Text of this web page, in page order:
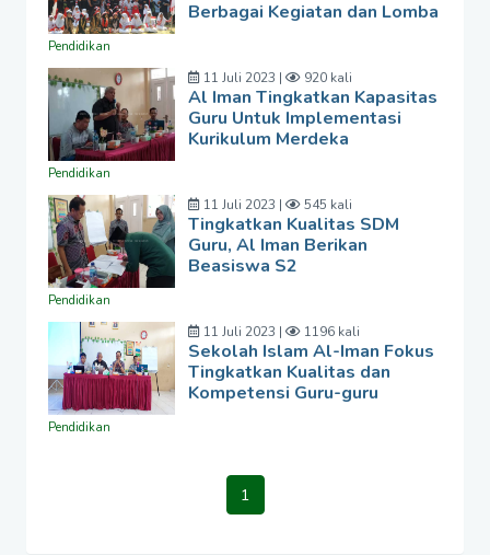
Pendidikan
Berbagai Kegiatan dan Lomba
Pendidikan
11 Juli 2023 | 920 kali
Al Iman Tingkatkan Kapasitas
Guru Untuk Implementasi
Kurikulum Merdeka
Pendidikan
11 Juli 2023 | 545 kali
Tingkatkan Kualitas SDM
Guru, Al Iman Berikan
Beasiswa S2
Pendidikan
11 Juli 2023 | 1196 kali
Sekolah Islam Al-Iman Fokus
Tingkatkan Kualitas dan
Kompetensi Guru-guru
1